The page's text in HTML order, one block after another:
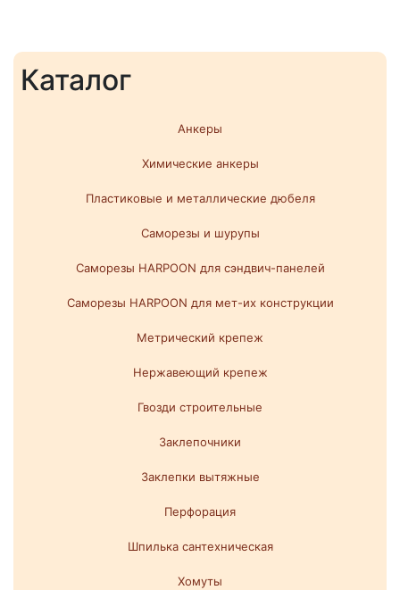
Каталог
Анкеры
Химические анкеры
Пластиковые и металлические дюбеля
Саморезы и шурупы
Саморезы HARPOON для сэндвич-панелей
Саморезы HARPOON для мет-их конструкции
Метрический крепеж
Нержавеющий крепеж
Гвозди строительные
Заклепочники
Заклепки вытяжные
Перфорация
Шпилька сантехническая
Хомуты